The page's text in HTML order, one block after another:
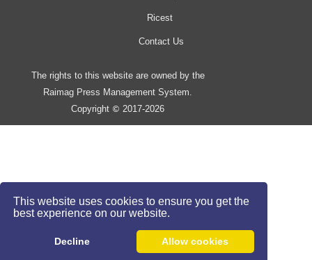
This website uses cookies to ensure you get the
best experience on our website.
Decline Allow cookies
Ricest
Contact Us
The rights to this website are owned by the
Raimag Press Management System.
Copyright © 2017-2026